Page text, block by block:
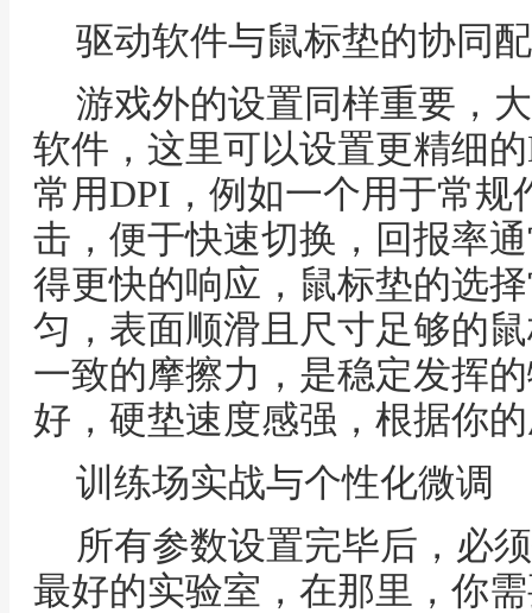
驱动软件与鼠标垫的协同
游戏外的设置同样重要，
软件，这里可以设置更精细
常用DPI，例如一个用于常规
击，便于快速切换，回报率
得更快的响应，鼠标垫的选
匀，表面顺滑且尺寸足够的
一致的摩擦力，是稳定发挥
好，硬垫速度感强，根据你
训练场实战与个性化微调
所有参数设置完毕后，必
最好的实验室，在那里，你